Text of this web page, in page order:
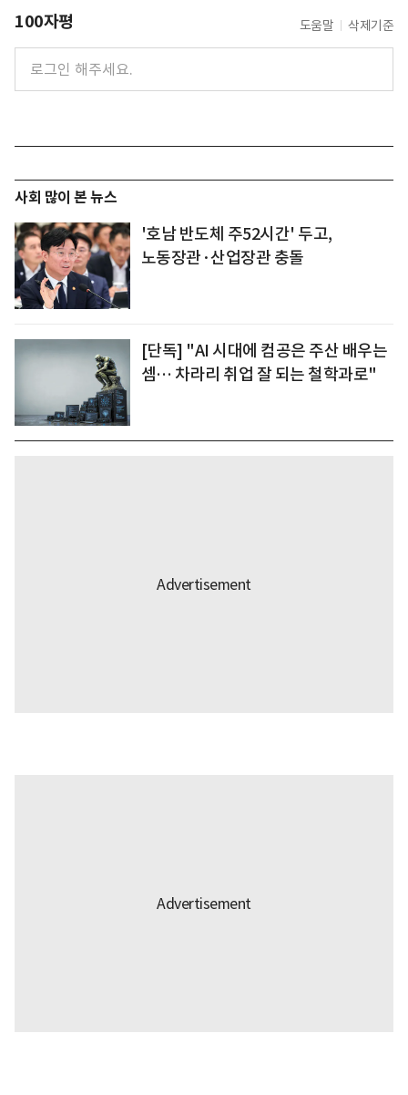
100자평 도움말 삭제기준
사회 많이 본 뉴스
'호남 반도체 주52시간' 두고,
노동장관·산업장관 충돌
[단독] "AI 시대에 컴공은 주산 배우는
셈… 차라리 취업 잘 되는 철학과로"